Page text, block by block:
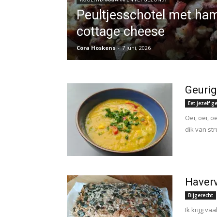
Peultjesschotel met
cottage cheese
Cora Hoskens - 7 juni, 2026
Eet jezelf
Oei, oei,
dik van
Bijgerecht
Ik krijg